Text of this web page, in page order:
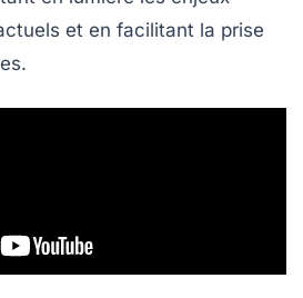
et en facilitant la prise